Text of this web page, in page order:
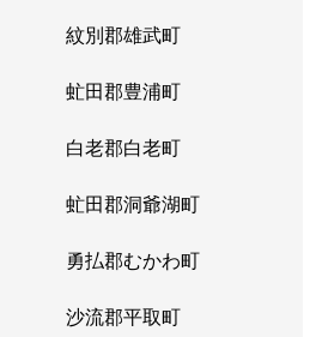
紋別郡雄武町
虻田郡豊浦町
白老郡白老町
虻田郡洞爺湖町
勇払郡むかわ町
沙流郡平取町